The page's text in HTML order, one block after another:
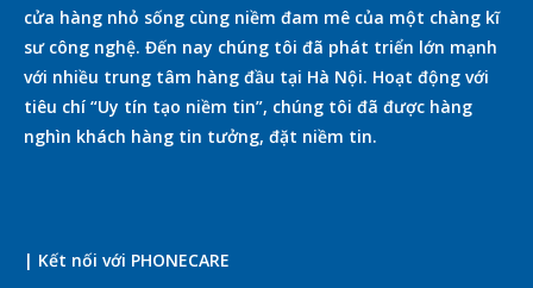
cửa hàng nhỏ sống cùng niềm đam mê của một chàng kĩ
sư công nghệ. Đến nay chúng tôi đã phát triển lớn mạnh
với nhiều trung tâm hàng đầu tại Hà Nội. Hoạt động với
tiêu chí “Uy tín tạo niềm tin”, chúng tôi đã được hàng
nghìn khách hàng tin tưởng, đặt niềm tin.
| Kết nối với PHONECARE